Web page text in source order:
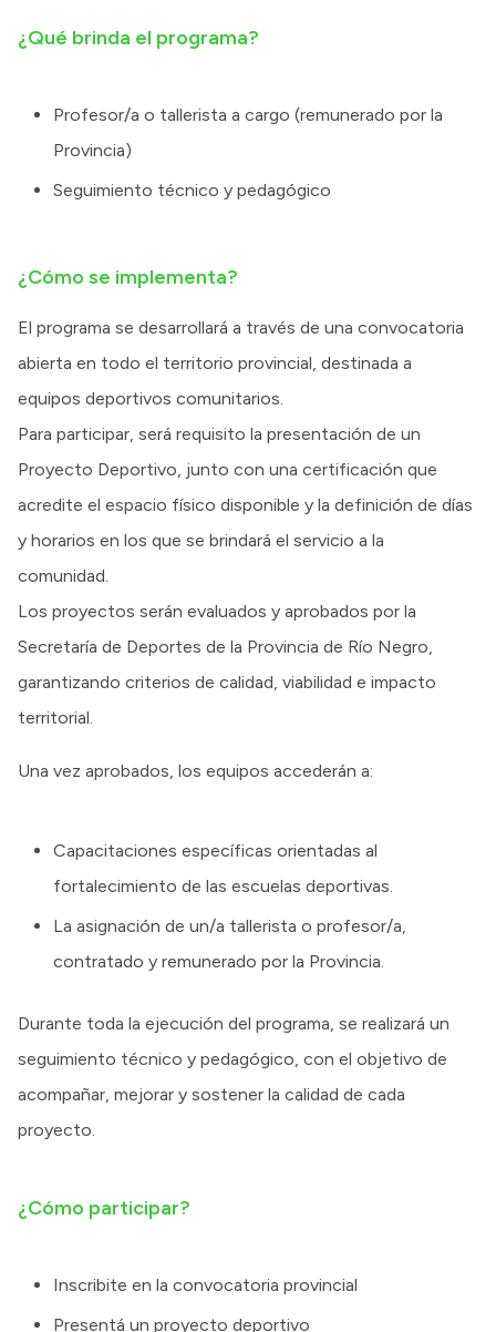
¿Qué brinda el programa?
Profesor/a o tallerista a cargo (remunerado por la
Provincia)
Seguimiento técnico y pedagógico
¿Cómo se implementa?
El programa se desarrollará a través de una convocatoria
abierta en todo el territorio provincial, destinada a
equipos deportivos comunitarios.
Para participar, será requisito la presentación de un
Proyecto Deportivo, junto con una certificación que
acredite el espacio físico disponible y la definición de días
y horarios en los que se brindará el servicio a la
comunidad.
Los proyectos serán evaluados y aprobados por la
Secretaría de Deportes de la Provincia de Río Negro,
garantizando criterios de calidad, viabilidad e impacto
territorial.
Una vez aprobados, los equipos accederán a:
Capacitaciones específicas orientadas al
fortalecimiento de las escuelas deportivas.
La asignación de un/a tallerista o profesor/a,
contratado y remunerado por la Provincia.
Durante toda la ejecución del programa, se realizará un
seguimiento técnico y pedagógico, con el objetivo de
acompañar, mejorar y sostener la calidad de cada
proyecto.
¿Cómo participar?
Inscribite en la convocatoria provincial
Presentá un proyecto deportivo